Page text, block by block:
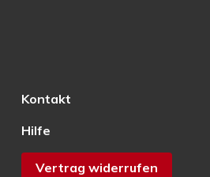
Kontakt
Hilfe
Vertrag widerrufen